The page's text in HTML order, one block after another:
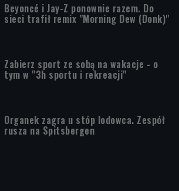
Beyoncé i Jay-Z ponownie razem. Do
sieci trafił remix "Morning Dew (Donk)"
Zabierz sport ze sobą na wakacje - o
tym w "3h sportu i rekreacji"
Organek zagra u stóp lodowca. Zespół
rusza na Spitsbergen